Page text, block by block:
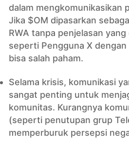
dalam mengkomunikasikan
Jika $OM dipasarkan
RWA tanpa penjelasan
seperti Pengguna X
bisa salah paham.
Selama krisis, komunikasi
sangat penting untuk
komunitas. Kurangnya
(seperti penutupan grup
memperburuk persepsi